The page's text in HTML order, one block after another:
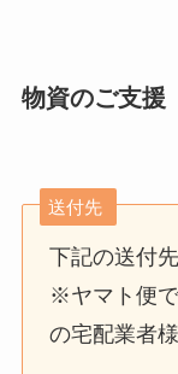
物資のご支援
送付先
下記の送付
※ヤマト便
の宅配業者